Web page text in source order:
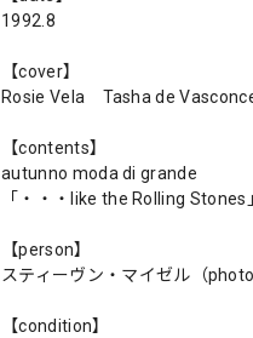
1992.8
【cover】
Rosie Vela Tasha de
【contents】
autunno moda di grande
「・・・like the Rolling Stones
【person】
スティーヴン・マイゼル（
【condition】